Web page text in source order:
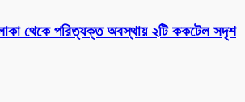
থেকে পরিত্যক্ত অবস্থায় ২টি ককটেল সদৃশ